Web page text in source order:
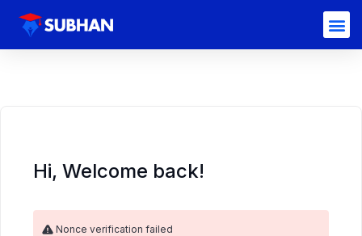
Hi, Welcome back!
Nonce verification failed